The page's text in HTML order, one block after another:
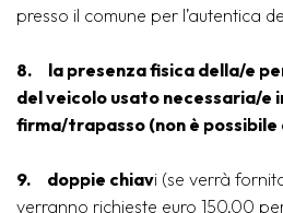
presso il comune per l’autentica
8. la presenza fisica della/e
del veicolo usato necessaria/e
firma/trapasso (non è possibile
9. doppie chiavi (se verrà
verranno richieste euro 150,00